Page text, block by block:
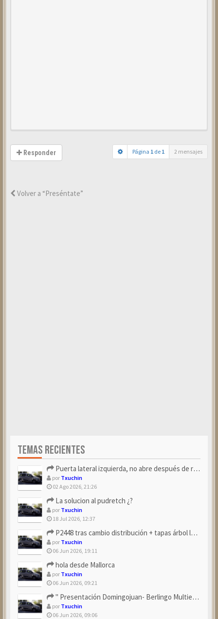
Responder Página 1 de 1 2 mensajes
Volver a “Preséntate”
TEMAS RECIENTES
Puerta lateral izquierda, no abre después de repostar.
por Txuchin
02 Ago 2026, 21:26
La solucion al pudretch ¿?
por Txuchin
18 Jul 2026, 12:37
P2448 tras cambio distribución + tapas árbol levas
por Txuchin
06 Jun 2026, 19:11
hola desde Mallorca
por Txuchin
06 Jun 2026, 09:21
" Presentación Domingojuan- Berlingo Multiespace Blue ...
por Txuchin
06 Jun 2026, 09:06